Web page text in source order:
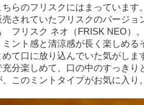
ちらのフリスクにはまっていま
売されていたフリスクのバージ
フリスク ネオ（FRISK NEO）
ミント感と清涼感が長く楽しめ
めて口に放り込んでいた気がしま
充分楽しめて、口の中のすっきり
、このミントタイプがお気に入り